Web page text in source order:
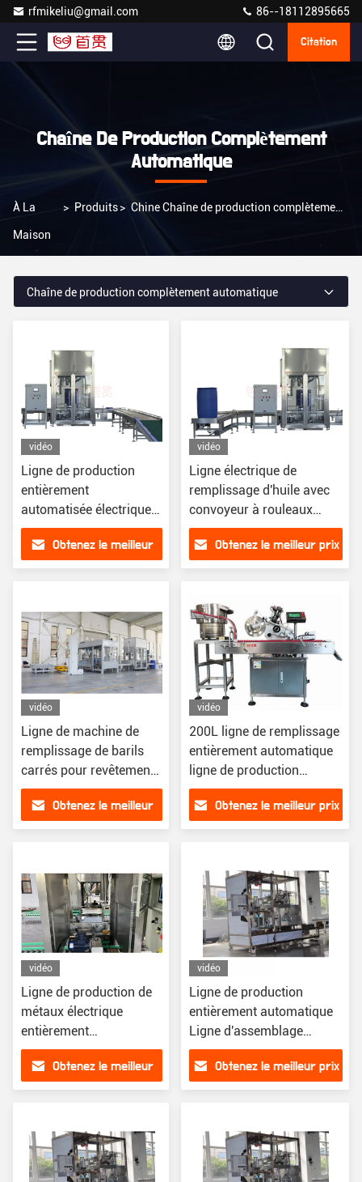
rfmikeliu@gmail.com 86--18112895665
Citation
Chaîne De Production Complètement
Automatique
À La
Maison
> Produits> Chine Chaîne de production complètement automatique
Chaîne de production complètement automatique
vidéo
Ligne de production
entièrement
automatisée électrique
de précision pour la
fabrication sans
soudure
Obtenez le meilleur
vidéo
Ligne électrique de
remplissage d'huile avec
convoyeur à rouleaux
220v ligne de production
de remplissage de
revêtement ligne de
automatique
Obtenez le meilleur prix
vidéo
Ligne de machine de
remplissage de barils
carrés pour revêtement
chimique
Obtenez le meilleur
vidéo
200L ligne de remplissage
entièrement automatique
ligne de production
automatique ligne
d'assemblage
automatique
Obtenez le meilleur prix
vidéo
Ligne de production de
métaux électrique
entièrement
automatique pour
l'efficacité de la capacité
Obtenez le meilleur
vidéo
Ligne de production
entièrement automatique
Ligne d'assemblage
entièrement automatique
pour une production
continue sûre à faible
Obtenez le meilleur prix